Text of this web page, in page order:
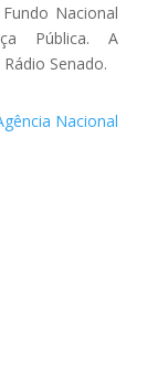
Nacional
Pública. A
Senado.
Nacional